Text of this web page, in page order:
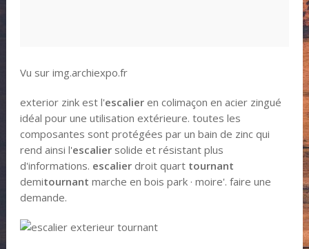
Vu sur img.archiexpo.fr
exterior zink est l'escalieren colimaçon en acier zingué
idéal pour une utilisation extérieure. toutes les
composantes sont protégées par un bain de zinc qui
rend ainsi l'escaliersolide et résistant plus
d'informations. escalierdroit quart tournant
demitournant marche en bois park · moire'. faire une
demande.